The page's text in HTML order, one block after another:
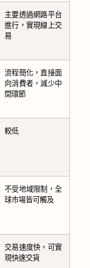
主要透過網路平台
進行，實現線上交
易
流程簡化，直接面
向消費者，減少中
間環節
較低
不受地域限制，全
球市場皆可觸及
交易速度快，可實
現快速交貨